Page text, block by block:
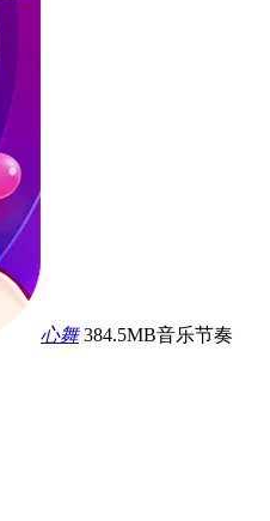
心舞 384.5MB音乐节奏